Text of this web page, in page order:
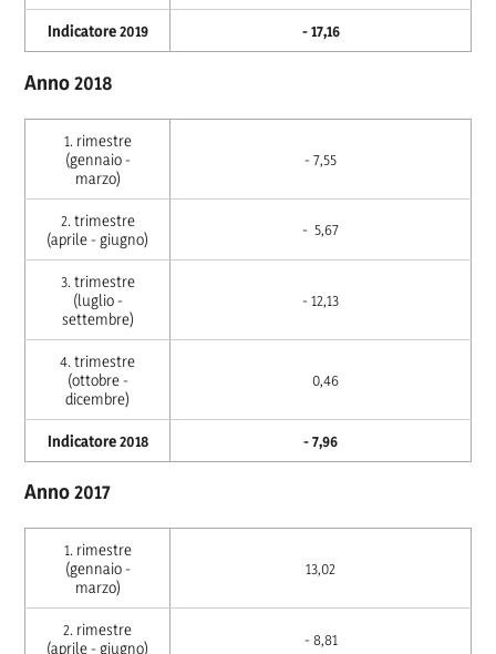
Indicatore 2019 - 17,16
Anno 2018
1. rimestre
(gennaio -
marzo)
- 7,55
2. trimestre
(aprile - giugno)
- 5,67
3. trimestre
(luglio -
settembre)
- 12,13
4. trimestre
(ottobre -
dicembre)
0,46
Indicatore 2018 - 7,96
Anno 2017
1. rimestre
(gennaio -
marzo)
13,02
2. rimestre
(aprile - giugno)
- 8,81